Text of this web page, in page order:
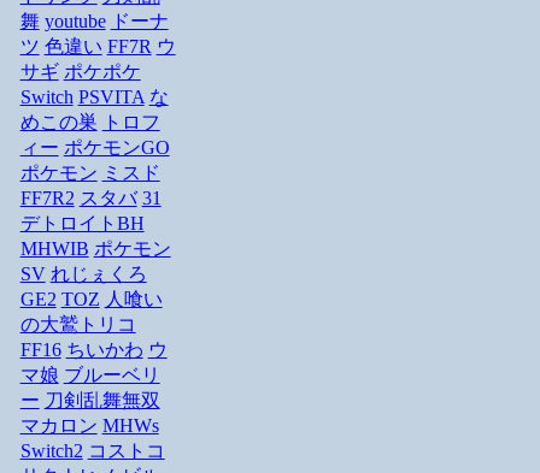
舞 youtube
ドーナ
ツ 色違い FF7R ウ
サギ ポケポケ
Switch PSVITA な
めこの巣
トロフ
ィー ポケモンGO
ポケモン ミスド
FF7R2 スタバ 31
デトロイトBH
MHWIB ポケモン
SV れじぇくろ
GE2 TOZ 人喰い
の大鷲トリコ
FF16 ちいかわ ウ
マ娘 ブルーベリ
ー 刀剣乱舞無双
マカロン MHWs
Switch2 コストコ